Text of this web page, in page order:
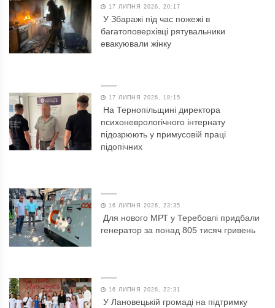
17 ЛИПНЯ 2026, 20:17
У Збаражі під час пожежі в
багатоповерхівці рятувальники
евакуювали жінку
17 ЛИПНЯ 2026, 18:15
На Тернопільщині директора
психоневрологічного інтернату
підозрюють у примусовій праці
підопічних
16 ЛИПНЯ 2026, 23:35
Для нового МРТ у Теребовлі придбали
генератор за понад 805 тисяч гривень
16 ЛИПНЯ 2026, 22:31
У Лановецькій громаді на підтримку